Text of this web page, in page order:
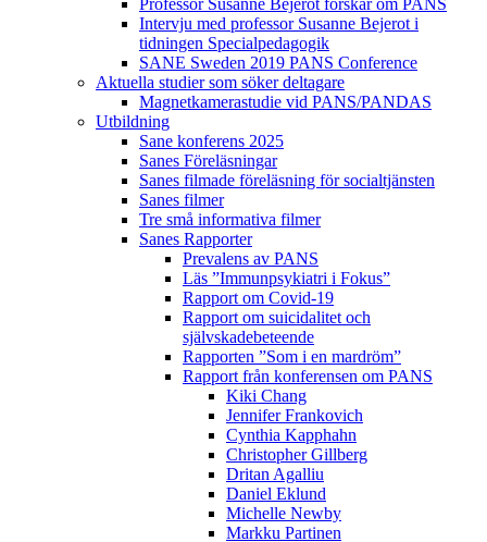
Professor Susanne Bejerot forskar om PANS
Intervju med professor Susanne Bejerot i
tidningen Specialpedagogik
SANE Sweden 2019 PANS Conference
Aktuella studier som söker deltagare
Magnetkamerastudie vid PANS/PANDAS
Utbildning
Sane konferens 2025
Sanes Föreläsningar
Sanes filmade föreläsning för socialtjänsten
Sanes filmer
Tre små informativa filmer
Sanes Rapporter
Prevalens av PANS
Läs ”Immunpsykiatri i Fokus”
Rapport om Covid-19
Rapport om suicidalitet och
självskadebeteende
Rapporten ”Som i en mardröm”
Rapport från konferensen om PANS
Kiki Chang
Jennifer Frankovich
Cynthia Kapphahn
Christopher Gillberg
Dritan Agalliu
Daniel Eklund
Michelle Newby
Markku Partinen